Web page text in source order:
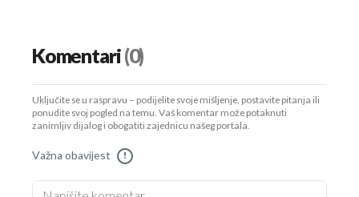
Komentari(0)
Uključite se u raspravu – podijelite svoje mišljenje, postavite pitanja ili
ponudite svoj pogled na temu. Vaš komentar može potaknuti
zanimljiv dijalog i obogatiti zajednicu našeg portala.
Važna obavijest !